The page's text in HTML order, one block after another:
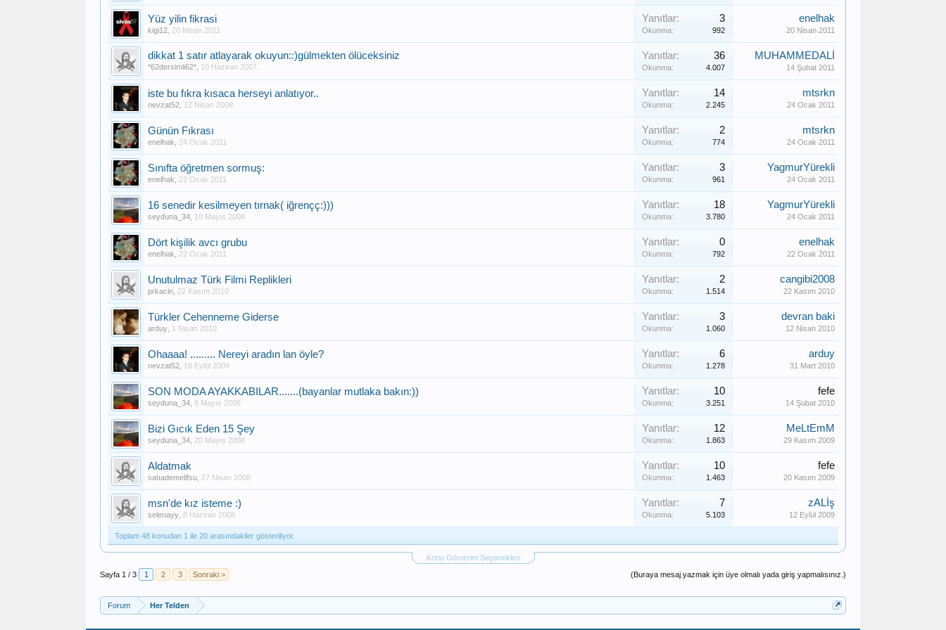
Yüz yilin fikrasi
kigi12 20 Nisan 2011
Yanıtlar: 3
Okunma: 992
enelhak
20 Nisan 2011
dikkat 1 satır atlayarak okuyun::)gülmekten ölüceksiniz
*62dersimli62* 10 Haziran 2007
Yanıtlar: 36
Okunma: 4.007
MUHAMMEDALİ
14 Şubat 2011
iste bu fıkra kısaca herseyi anlatıyor..
nevzat52 12 Nisan 2008
Yanıtlar: 14
Okunma: 2.245
mtsrkn
24 Ocak 2011
Günün Fıkrası
enelhak 24 Ocak 2011
Yanıtlar: 2
Okunma: 774
mtsrkn
24 Ocak 2011
Sınıfta öğretmen sormuş:
enelhak 22 Ocak 2011
Yanıtlar: 3
Okunma: 961
YagmurYürekli
24 Ocak 2011
16 senedir kesilmeyen tırnak( iğrençç:)))
seyduna_34 10 Mayıs 2008
Yanıtlar: 18
Okunma: 3.780
YagmurYürekli
24 Ocak 2011
Dört kişilik avcı grubu
enelhak 22 Ocak 2011
Yanıtlar: 0
Okunma: 792
enelhak
22 Ocak 2011
Unutulmaz Türk Filmi Replikleri
prkacin 22 Kasım 2010
Yanıtlar: 2
Okunma: 1.514
cangibi2008
22 Kasım 2010
Türkler Cehenneme Giderse
arduy 1 Nisan 2010
Yanıtlar: 3
Okunma: 1.060
devran baki
12 Nisan 2010
Ohaaaa! ......... Nereyi aradın lan öyle?
nevzat52 18 Eylül 2009
Yanıtlar: 6
Okunma: 1.278
arduy
31 Mart 2010
SON MODA AYAKKABILAR.......(bayanlar mutlaka bakın:))
seyduna_34 9 Mayıs 2008
Yanıtlar: 10
Okunma: 3.251
fefe
14 Şubat 2010
Bizi Gıcık Eden 15 Şey
seyduna_34 20 Mayıs 2008
Yanıtlar: 12
Okunma: 1.863
MeLtEmM
29 Kasım 2009
Aldatmak
satıademelifsu 27 Nisan 2008
Yanıtlar: 10
Okunma: 1.463
fefe
20 Kasım 2009
msn'de kız isteme :)
selenayy 8 Haziran 2008
Yanıtlar: 7
Okunma: 5.103
zALİş
12 Eylül 2009
Toplam 48 konudan 1 ile 20 arasındakiler gösteriliyor.
Konu Gösterim Seçenekleri
(Buraya mesaj yazmak için üye olmalı yada giriş yapmalısınız.)
Sayfa 1 / 3 1 2 3 Sonraki >
Forum Her Telden